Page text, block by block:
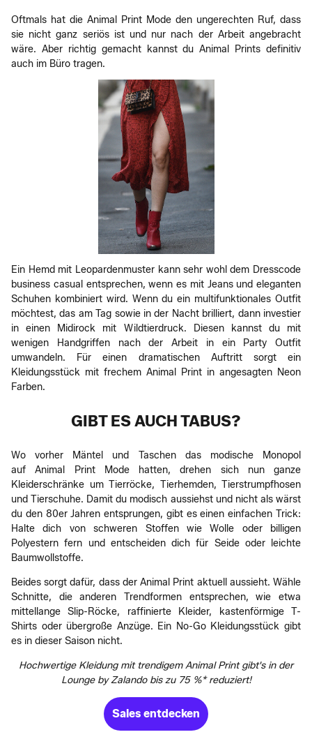
Oftmals hat die Animal Print Mode den ungerechten Ruf, dass
sie nicht ganz seriös ist und nur nach der Arbeit angebracht
wäre. Aber richtig gemacht kannst du Animal Prints definitiv
auch im Büro tragen.
Ein Hemd mit Leopardenmuster kann sehr wohl dem Dresscode
business casual entsprechen, wenn es mit Jeans und eleganten
Schuhen kombiniert wird. Wenn du ein multifunktionales Outfit
möchtest, das am Tag sowie in der Nacht brilliert, dann investier
in einen Midirock mit Wildtierdruck. Diesen kannst du mit
wenigen Handgriffen nach der Arbeit in ein Party Outfit
umwandeln. Für einen dramatischen Auftritt sorgt ein
Kleidungsstück mit frechem Animal Print in angesagten Neon
Farben.
GIBT ES AUCH TABUS?
Wo vorher Mäntel und Taschen das modische Monopol
auf Animal Print Mode hatten, drehen sich nun ganze
Kleiderschränke um Tierröcke, Tierhemden, Tierstrumpfhosen
und Tierschuhe. Damit du modisch aussiehst und nicht als wärst
du den 80er Jahren entsprungen, gibt es einen einfachen Trick:
Halte dich von schweren Stoffen wie Wolle oder billigen
Polyestern fern und entscheiden dich für Seide oder leichte
Baumwollstoffe.
Beides sorgt dafür, dass der Animal Print aktuell aussieht. Wähle
Schnitte, die anderen Trendformen entsprechen, wie etwa
mittellange Slip-Röcke, raffinierte Kleider, kastenförmige T-
Shirts oder übergroße Anzüge. Ein No-Go Kleidungsstück gibt
es in dieser Saison nicht.
Hochwertige Kleidung mit trendigem Animal Print gibt's in der
Lounge by Zalando bis zu 75 %* reduziert!
Sales entdecken